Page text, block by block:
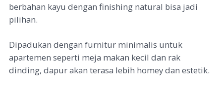
berbahan kayu dengan finishing natural bisa jadi
pilihan.
Dipadukan dengan furnitur minimalis untuk
apartemen seperti meja makan kecil dan rak
dinding, dapur akan terasa lebih homey dan estetik.